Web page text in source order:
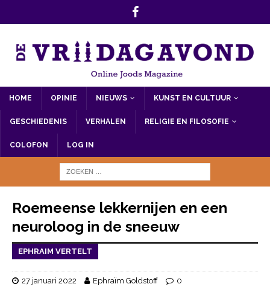
HOME OPINIE NIEUWS KUNST EN CULTUUR
GESCHIEDENIS VERHALEN RELIGIE EN FILOSOFIE
COLOFON LOG IN
Roemeense lekkernijen en een
neuroloog in de sneeuw
EPHRAIM VERTELT
27 januari 2022 Ephraïm Goldstoff 0